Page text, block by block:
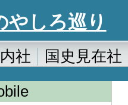
やしろ巡り
社 国史見在社